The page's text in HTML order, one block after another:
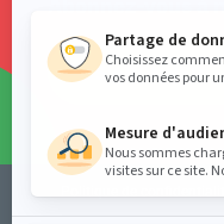
S'ABONNER